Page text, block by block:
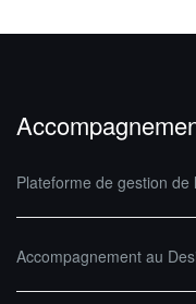
Plateforme de gestion de
Accompagnement au